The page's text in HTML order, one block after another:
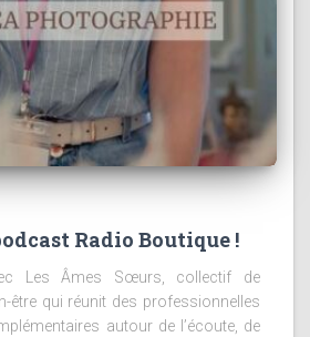
Radio Boutique !
Les Âmes Sœurs, collectif de
être qui réunit des professionnelles
autour de l’écoute, de